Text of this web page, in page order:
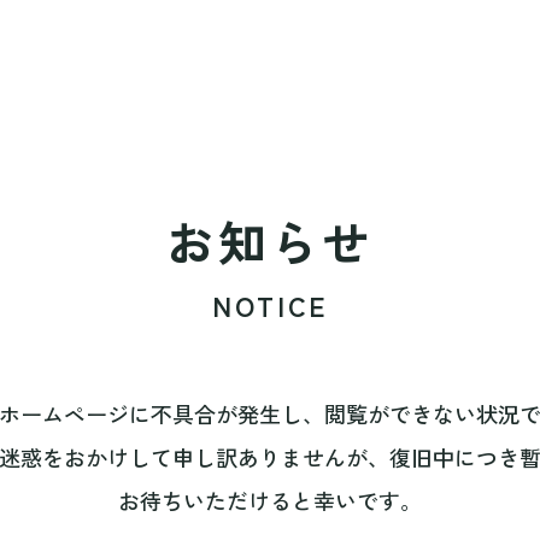
お知らせ
NOTICE
ームページに不具合が発生し、閲覧ができない状況で
惑をおかけして申し訳ありませんが、復旧中につき
お待ちいただけると幸いです。